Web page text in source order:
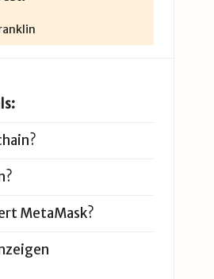
MetaMask?